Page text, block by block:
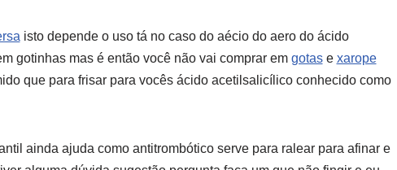
isto depende o uso tá no caso do aécio do aero do ácido
gotinhas mas é então você não vai comprar em gotase xarope
que para frisar para vocês ácido acetilsalicílico conhecido como
ainda ajuda como antitrombótico serve para ralear para afinar e